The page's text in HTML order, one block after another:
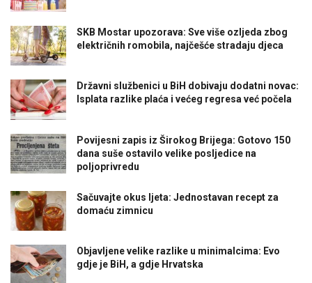
SKB Mostar upozorava: Sve više ozljeda zbog
električnih romobila, najčešće stradaju djeca
Državni službenici u BiH dobivaju dodatni novac:
Isplata razlike plaća i većeg regresa već počela
Povijesni zapis iz Širokog Brijega: Gotovo 150
dana suše ostavilo velike posljedice na
poljoprivredu
Sačuvajte okus ljeta: Jednostavan recept za
domaću zimnicu
Objavljene velike razlike u minimalcima: Evo
gdje je BiH, a gdje Hrvatska